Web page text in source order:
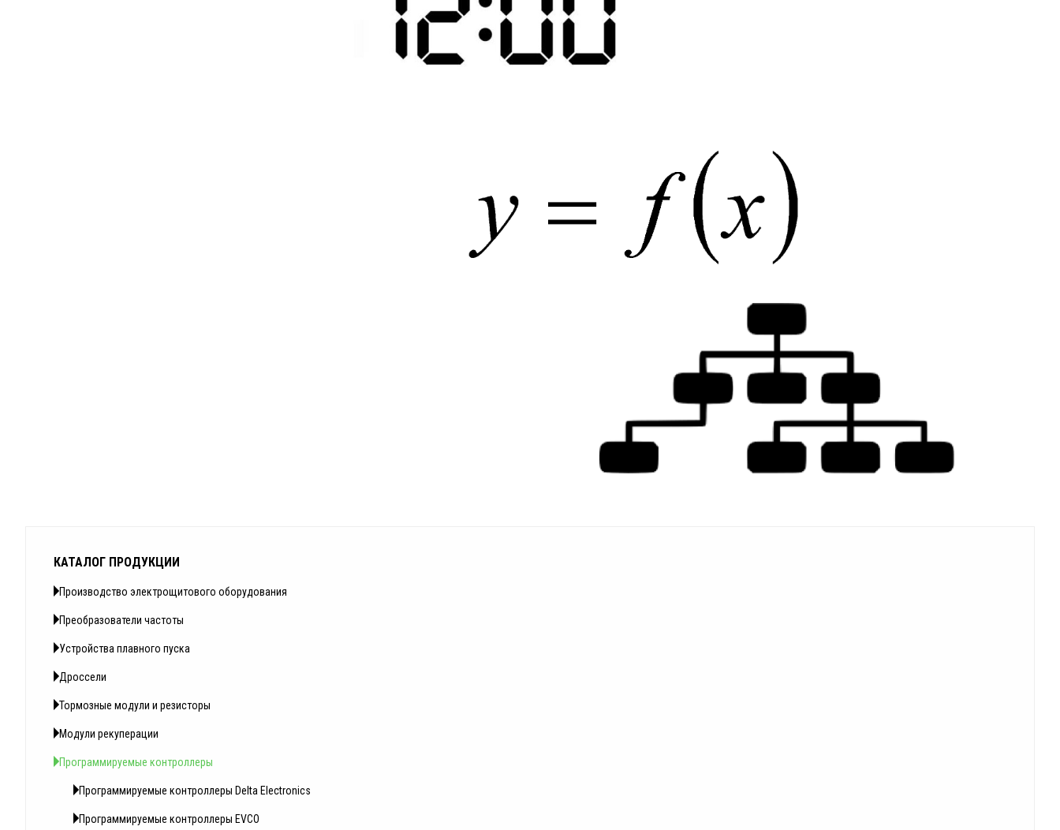
КАТАЛОГ ПРОДУКЦИИ
Производство электрощитового оборудования
Преобразователи частоты
Устройства плавного пуска
Дроссели
Тормозные модули и резисторы
Модули рекуперации
Программируемые контроллеры
Программируемые контроллеры Delta Electronics
Программируемые контроллеры EVCO